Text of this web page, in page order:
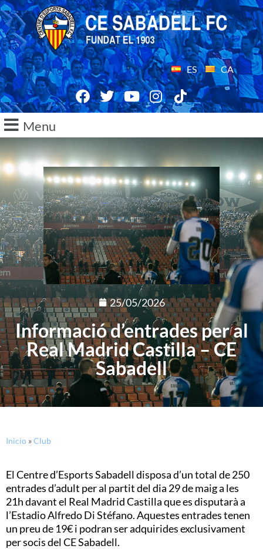
ES CA
Menu
25/05/2026
Informació d’entrades per al
Real Madrid Castilla – CE
Sabadell
Inicio »Club
El Centre d’Esports Sabadell disposa d’un total de 250
entrades d’adult per al partit del dia 29 de maig a les
21h davant el Real Madrid Castilla que es disputarà a
l’Estadio Alfredo Di Stéfano. Aquestes entrades tenen
un preu de 19€ i podran ser adquirides exclusivament
per socis del CE Sabadell.